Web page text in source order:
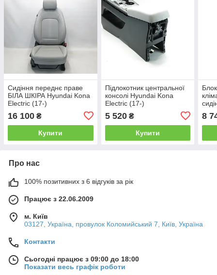
Сидіння переднє праве
БІЛА ШКІРА Hyundai Kona
Electric (17-)
16 100 ₴
Купити
Підлокотник центральної
консолі Hyundai Kona
Electric (17-)
5 520₴
Купити
8
Про нас
100% позитивних з 6 відгуків за рік
Працює з 22.06.2009
м. Київ
03127, Україна, провулок Коломийський 7, Київ, Україна
Контакти
Сьогодні працює з 09:00 до 18:00
Показати весь графік роботи